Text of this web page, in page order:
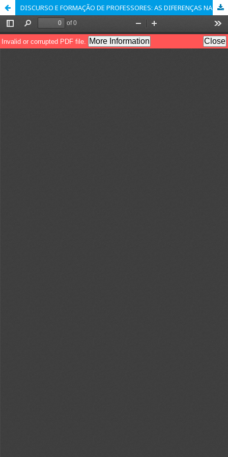
DISCURSO E FORMAÇÃO DE PROFESSORES: AS DIFERENÇAS NA LITERATURA PARA INFÂNCIA